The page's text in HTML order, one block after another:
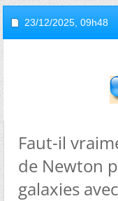
23/12/2025, 09h48
Faut-il
de Newton
galaxies